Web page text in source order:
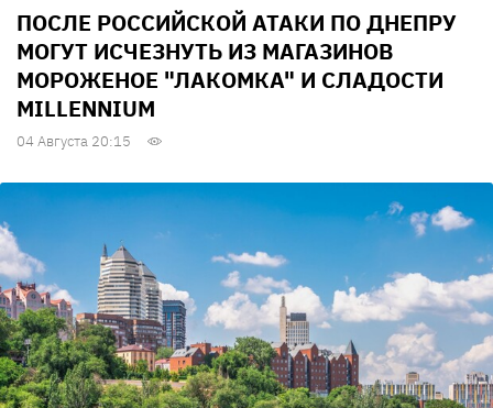
ПОСЛЕ РОССИЙСКОЙ АТАКИ ПО ДНЕПРУ
МОГУТ ИСЧЕЗНУТЬ ИЗ МАГАЗИНОВ
МОРОЖЕНОЕ "ЛАКОМКА" И СЛАДОСТИ
MILLENNIUM
04 Августа 20:15